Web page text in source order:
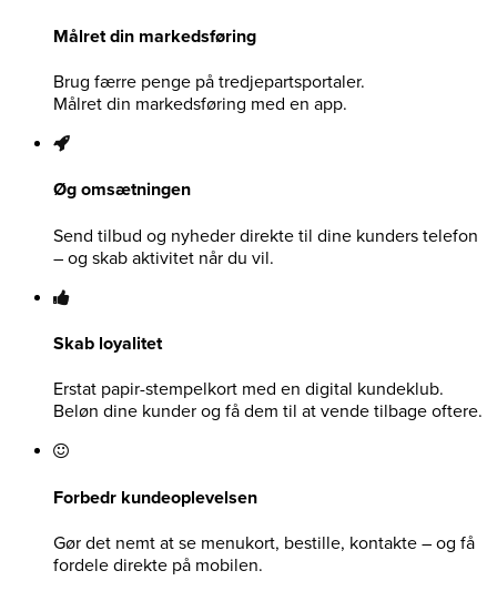
Målret din markedsføring
Brug færre penge på tredjepartsportaler.
Målret din markedsføring med en app.
Øg omsætningen
Send tilbud og nyheder direkte til dine kunders telefon
– og skab aktivitet når du vil.
Skab loyalitet
Erstat papir-stempelkort med en digital kundeklub.
Beløn dine kunder og få dem til at vende tilbage oftere.
Forbedr kundeoplevelsen
Gør det nemt at se menukort, bestille, kontakte – og få
fordele direkte på mobilen.